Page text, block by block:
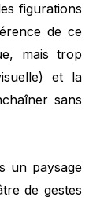
figurations
de ce
mais trop
et la
sans
un paysage
de gestes